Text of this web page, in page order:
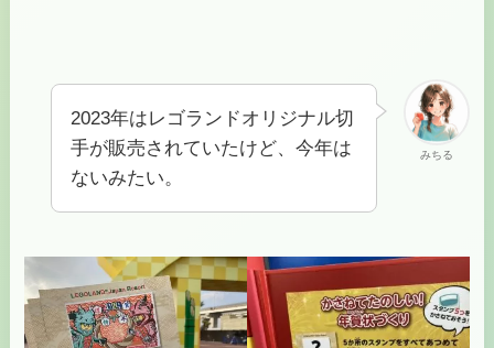
みちる
2023年はレゴランドオリジナル切
手が販売されていたけど、今年は
ないみたい。